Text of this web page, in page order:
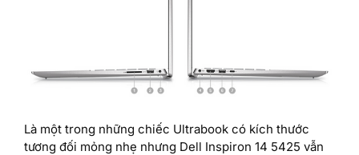
Là một trong những chiếc Ultrabook có kích thước
tương đối mỏng nhẹ nhưng Dell Inspiron 14 5425 vẫn